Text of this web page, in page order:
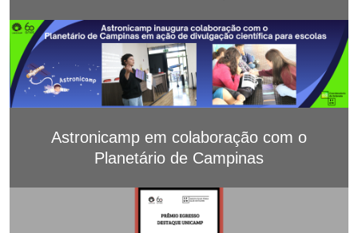
Astronicamp em colaboração com o
Planetário de Campinas